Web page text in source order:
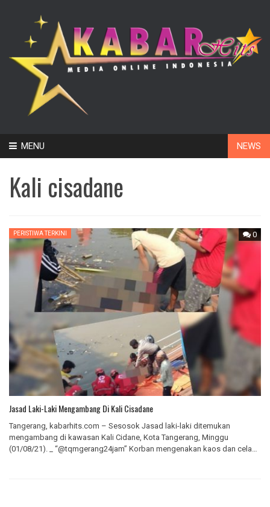
MENU NEWS
Kali cisadane
0
PERISTIWA TERKINI
Jasad Laki-Laki Mengambang Di Kali Cisadane
Tangerang, kabarhits.com – Sesosok Jasad laki-laki ditemukan
mengambang di kawasan Kali Cidane, Kota Tangerang, Minggu
(01/08/21). _ “@tqmgerang24jam” Korban mengenakan kaos dan celana